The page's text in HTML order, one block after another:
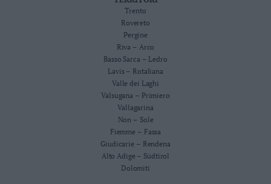
Trento
Rovereto
Pergine
Riva – Arco
Basso Sarca – Ledro
Lavis – Rotaliana
Valle dei Laghi
Valsugana – Primiero
Vallagarina
Non – Sole
Fiemme – Fassa
Giudicarie – Rendena
Alto Adige – Südtirol
Dolomiti